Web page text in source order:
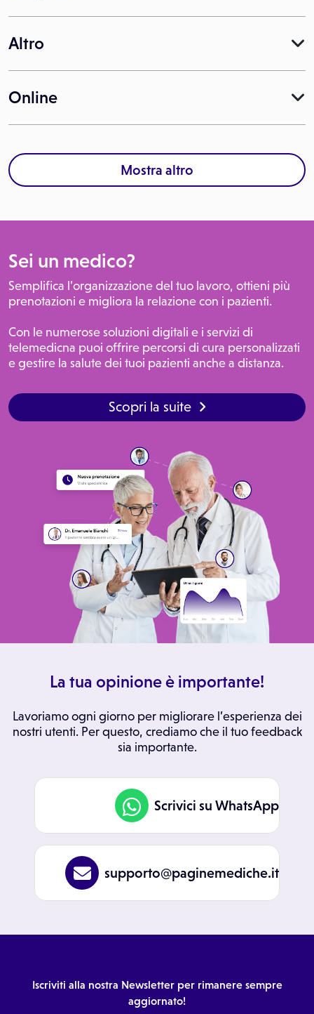
Altro
Online
Mostra altro
Sei un medico?
Semplifica l’organizzazione del tuo lavoro, ottieni più
prenotazioni e migliora la relazione con i pazienti.
Con le numerose soluzioni digitali e i servizi di
telemedicna puoi offrire percorsi di cura personalizzati
e gestire la salute dei tuoi pazienti anche a distanza.
Scopri la suite
La tua opinione è importante!
Lavoriamo ogni giorno per migliorare l’esperienza dei
nostri utenti. Per questo, crediamo che il tuo feedback
sia importante.
Scrivici su WhatsApp
supporto@paginemediche.it
Iscriviti alla nostra Newsletter per rimanere sempre
aggiornato!